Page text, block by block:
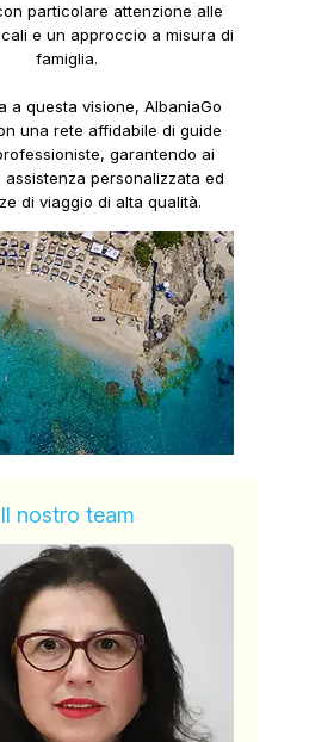
particolare attenzione alle
e un approccio a misura di
famiglia.
a questa visione, AlbaniaGo
una rete affidabile di guide
garantendo ai
personalizzata ed
di viaggio di alta qualità.
Il nostro team